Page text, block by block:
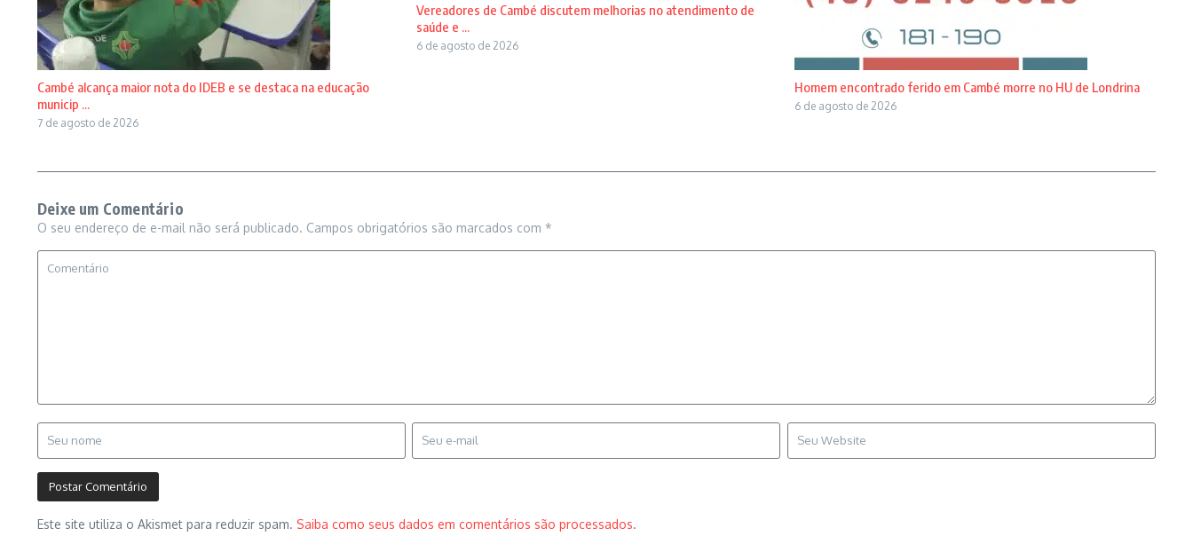
Cambé alcança maior nota do IDEB e se destaca na educação
municip ...
7 de agosto de 2026
Vereadores de Cambé discutem melhorias no atendimento de
saúde e ...
6 de agosto de 2026
Homem encontrado ferido em Cambé morre no HU de Londrina
6 de agosto de 2026
Deixe um Comentário
O seu endereço de e-mail não será publicado. Campos obrigatórios são marcados com *
Este site utiliza o Akismet para reduzir spam. Saiba como seus dados em comentários são processados.